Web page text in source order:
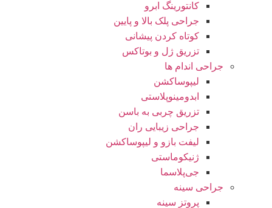
کانتورینگ ابرو
جراحی پلک بالا و پایین
کوتاه کردن پیشانی
تزریق ژل و بوتاکس
جراحی اندام ها
لیپوساکشن
ابدومینوپلاستی
تزریق چربی به باسن
جراحی زیبایی ران
لیفت بازو و لیپوساکشن
ژنیکوماستی
جی‌پلاسما
جراحی سینه
پروتز سینه